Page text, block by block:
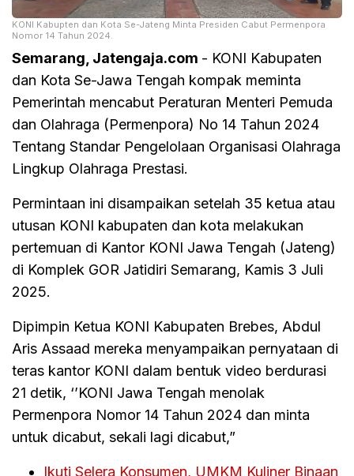
KONI Kabupten dan Kota Se-Jateng Minta Presiden Cabut Permenpora
Nomor 14 Tahun 2024.
Semarang, Jatengaja.com - KONI Kabupaten
dan Kota Se-Jawa Tengah kompak meminta
Pemerintah mencabut Peraturan Menteri Pemuda
dan Olahraga (Permenpora) No 14 Tahun 2024
Tentang Standar Pengelolaan Organisasi Olahraga
Lingkup Olahraga Prestasi.
Permintaan ini disampaikan setelah 35 ketua atau
utusan KONI kabupaten dan kota melakukan
pertemuan di Kantor KONI Jawa Tengah (Jateng)
di Komplek GOR Jatidiri Semarang, Kamis 3 Juli
2025.
Dipimpin Ketua KONI Kabupaten Brebes, Abdul
Aris Assaad mereka menyampaikan pernyataan di
teras kantor KONI dalam bentuk video berdurasi
21 detik, ‘’KONI Jawa Tengah menolak
Permenpora Nomor 14 Tahun 2024 dan minta
untuk dicabut, sekali lagi dicabut,”
Ikuti Selera Konsumen, UMKM Kuliner Binaan